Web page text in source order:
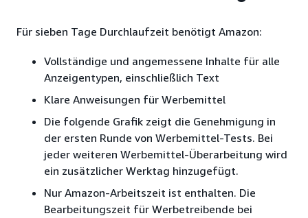
Für sieben Tage Durchlaufzeit benötigt Amazon:
Vollständige und angemessene Inhalte für alle
Anzeigentypen, einschließlich Text
Klare Anweisungen für Werbemittel
Die folgende Grafik zeigt die Genehmigung in
der ersten Runde von Werbemittel-Tests. Bei
jeder weiteren Werbemittel-Überarbeitung wird
ein zusätzlicher Werktag hinzugefügt.
Nur Amazon-Arbeitszeit ist enthalten. Die
Bearbeitungszeit für Werbetreibende bei